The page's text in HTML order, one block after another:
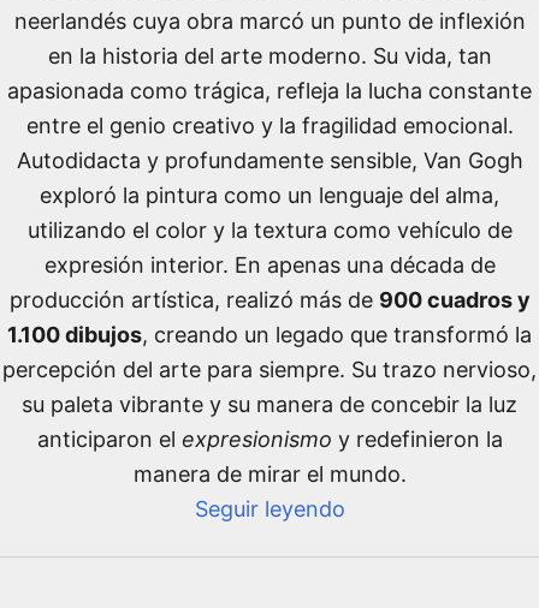
neerlandés cuya obra marcó un punto de inflexión
en la historia del arte moderno. Su vida, tan
apasionada como trágica, refleja la lucha constante
entre el genio creativo y la fragilidad emocional.
Autodidacta y profundamente sensible, Van Gogh
exploró la pintura como un lenguaje del alma,
utilizando el color y la textura como vehículo de
expresión interior. En apenas una década de
producción artística, realizó más de 900 cuadros y
1.100 dibujos, creando un legado que transformó la
percepción del arte para siempre. Su trazo nervioso,
su paleta vibrante y su manera de concebir la luz
anticiparon el expresionismo y redefinieron la
manera de mirar el mundo.
Seguir leyendo